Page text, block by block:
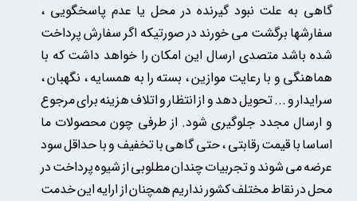
گاهی به علت نبود گیرنده در محل یا عدم پاسخگویی ،
سفارشها برگشت می خورند در صورتیکه اگر سفارش پرداخت
شده باشد متصدی ارسال این امکان را خواهد داشت که با
هماهنگی و با رعایت موازین ، بسته را به همسایه ، نگهبان ،
سرایدار و ... تحویل دهد و از انتظار و اتلاف هزینه برای مرجوع
و ارسال مجدد جلوگیری شود. از طرفی چون محصولات ما
اساسا با قیمت رقابتی ، حتی گاهی با تخفیف و با حداقل سود
عرضه می شوند و تجربیات چندان مطلوبی از شیوه پرداخت در
محل در نقاط مختلف کشور نداریم همچنان از ارایه این خدمت